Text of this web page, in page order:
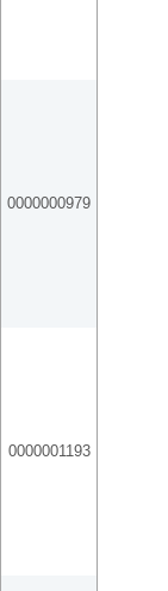
0000000979
0000001193